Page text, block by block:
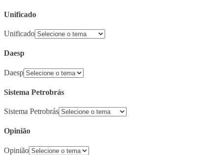
Unificado
Unificado
Daesp
Daesp
Sistema Petrobrás
Sistema Petrobrás
Opinião
Opinião